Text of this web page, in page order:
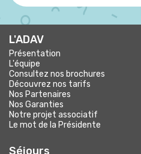
L'ADAV
Présentation
L'équipe
Consultez nos brochures
Découvrez nos tarifs
Nos Partenaires
Nos Garanties
Notre projet associatif
Le mot de la Présidente
Séjours